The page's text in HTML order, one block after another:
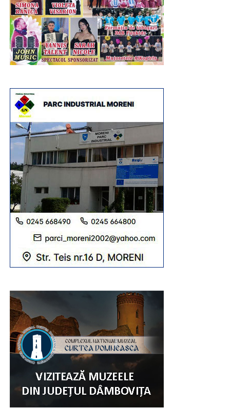
Urmărește Incomod Media și pe Google News
RECLAMA